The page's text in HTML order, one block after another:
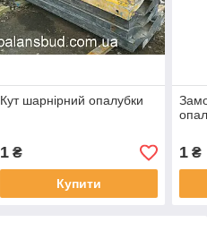
Кут шарнірний опалубки
1₴
Купити
1 ₴